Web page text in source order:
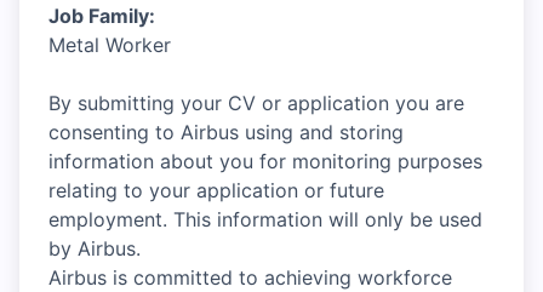
Job Family:
Metal Worker
By submitting your CV or application you are
consenting to Airbus using and storing
information about you for monitoring purposes
relating to your application or future
employment. This information will only be used
by Airbus.
Airbus is committed to achieving workforce